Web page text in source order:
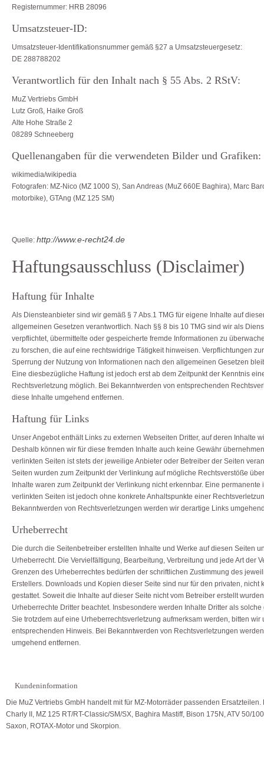
Registernummer: HRB 28096
Umsatzsteuer-ID:
Umsatzsteuer-Identifikationsnummer gemäß §27 a Umsatzsteuergesetz:
DE 288788202
Verantwortlich für den Inhalt nach § 55 Abs. 2 RStV:
MuZ Vertriebs GmbH
Lutz Groß, Haike Groß
Alte Hohe Straße 2
08289 Schneeberg
Quellenangaben für die verwendeten Bilder und Grafiken:
wikimedia/wikipedia
Fotografen: MZ-Nico (MZ 1000 S), San Andreas (MuZ 660E Baghira), Marc
motorbike), GTAng (MZ 125 SM)
Quelle:http://www.e-recht24.de
Haftungsausschluss (Disclaimer)
Haftung für Inhalte
Als Diensteanbieter sind wir gemäß § 7 Abs.1 TMG für eigene Inhalte auf
allgemeinen Gesetzen verantwortlich. Nach §§ 8 bis 10 TMG sind wir als
verpflichtet, übermittelte oder gespeicherte fremde Informationen zu
zu forschen, die auf eine rechtswidrige Tätigkeit hinweisen. Verpflichtungen
Sperrung der Nutzung von Informationen nach den allgemeinen Gesetzen
Eine diesbezügliche Haftung ist jedoch erst ab dem Zeitpunkt der Kenntnis
Rechtsverletzung möglich. Bei Bekanntwerden von entsprechenden
diese Inhalte umgehend entfernen.
Haftung für Links
Unser Angebot enthält Links zu externen Webseiten Dritter, auf deren Inhalte
Deshalb können wir für diese fremden Inhalte auch keine Gewähr
verlinkten Seiten ist stets der jeweilige Anbieter oder Betreiber der Seiten
Seiten wurden zum Zeitpunkt der Verlinkung auf mögliche Rechtsverstöße
Inhalte waren zum Zeitpunkt der Verlinkung nicht erkennbar. Eine
verlinkten Seiten ist jedoch ohne konkrete Anhaltspunkte einer
Bekanntwerden von Rechtsverletzungen werden wir derartige Links
Urheberrecht
Die durch die Seitenbetreiber erstellten Inhalte und Werke auf diesen Seiten
Urheberrecht. Die Vervielfältigung, Bearbeitung, Verbreitung und jede Art der
Grenzen des Urheberrechtes bedürfen der schriftlichen Zustimmung des
Erstellers. Downloads und Kopien dieser Seite sind nur für den privaten, nicht
gestattet. Soweit die Inhalte auf dieser Seite nicht vom Betreiber erstellt
Urheberrechte Dritter beachtet. Insbesondere werden Inhalte Dritter als
Sie trotzdem auf eine Urheberrechtsverletzung aufmerksam werden, bitten wir
entsprechenden Hinweis. Bei Bekanntwerden von Rechtsverletzungen
umgehend entfernen.
Kundeninformation
Die MuZ Vertriebs GmbH handelt mit für MZ-Motorräder passenden
Charly II, MZ 125 RT/RT-Classic/SM/SX, Baghira Mastiff, Bison 175N, ATV 50/
Saxon, ROTAX-Motor und Skorpion.